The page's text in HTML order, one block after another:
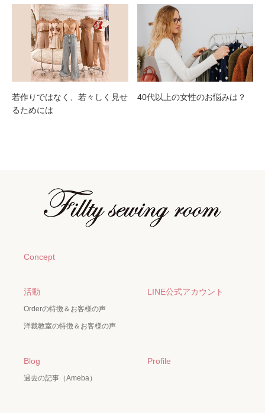
若作りではなく、若々しく見せ
るためには
40代以上の女性のお悩みは？
Concept
活動
Orderの特徴＆お客様の声
洋裁教室の特徴＆お客様の声
LINE公式アカウント
Blog
過去の記事（Ameba）
Profile